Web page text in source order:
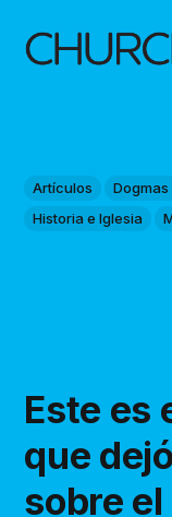
Artículos
Historia e Iglesia
Este es
que
sobre